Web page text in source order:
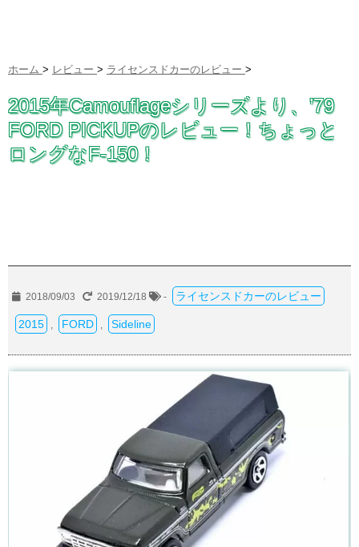
ホーム > レビュー > ライセンスドカーのレビュー >
2015年Camouflageシリーズより、’79
FORD PICKUPのレビュー！ちょっと
ロングなF-150！
2018/09/03 2019/12/18 - ライセンスドカーのレビュー
2015 FORD Sideline